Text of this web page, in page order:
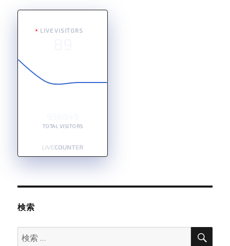
LIVE VISITORS
TOTAL VISITORS
検索
検
検